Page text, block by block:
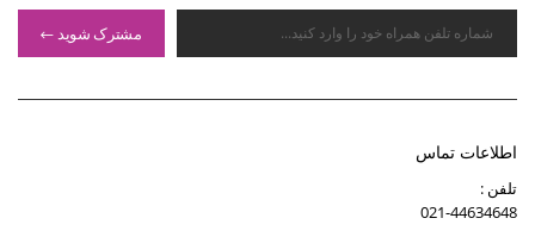
مشترک شوید
اطلاعات تماس
تلفن :
021-44634648